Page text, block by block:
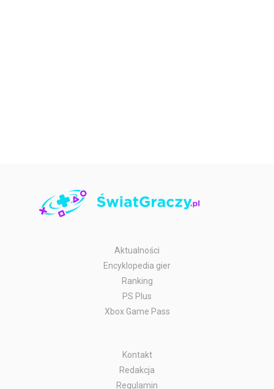
Aktualności
Encyklopedia gier
Ranking
PS Plus
Xbox Game Pass
Kontakt
Redakcja
Regulamin